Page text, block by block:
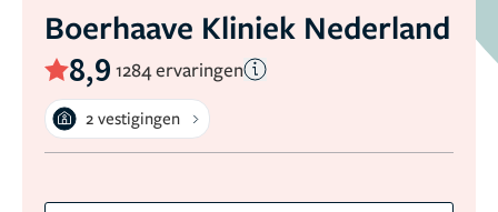
Boerhaave Kliniek Nederland
8,9 1284 ervaringen
2 vestigingen